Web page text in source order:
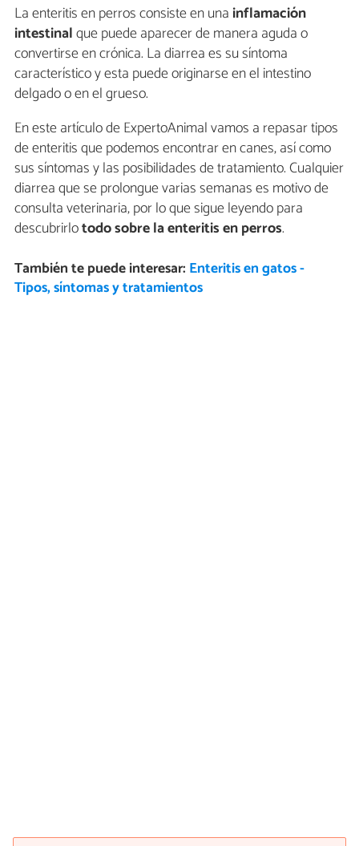
La enteritis en perros consiste en una inflamación
intestinalque puede aparecer de manera aguda o
convertirse en crónica. La diarrea es su síntoma
característico y esta puede originarse en el intestino
delgado o en el grueso.
En este artículo de ExpertoAnimal vamos a repasar tipos
de enteritis que podemos encontrar en canes, así como
sus síntomas y las posibilidades de tratamiento. Cualquier
diarrea que se prolongue varias semanas es motivo de
consulta veterinaria, por lo que sigue leyendo para
descubrirlotodo sobre la enteritis en perros.
También te puede interesar: Enteritis en gatos -
Tipos, síntomas y tratamientos